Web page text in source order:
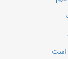
است